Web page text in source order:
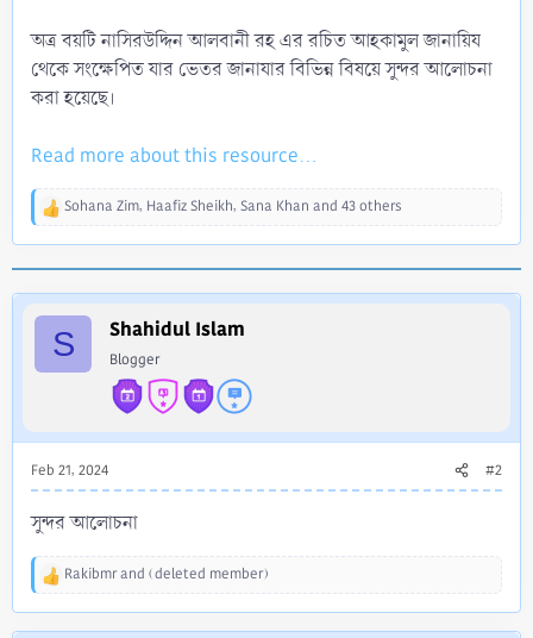
অত্র বয়টি নাসিরউদ্দিন আলবানী রহ এর রচিত আহকামুল জানায়িয
থেকে সংক্ষেপিত যার ভেতর জানাযার বিভিন্ন বিষয়ে সুন্দর আলোচনা
করা হয়েছে।
Read more about this resource...
R
Sohana Zim, Haafiz Sheikh, Sana Khan and 43 others
S Shahidul Islam
Blogger
Feb 21, 2024 #2
সুন্দর আলোচনা
R
a
Rakibmrand (deleted member)